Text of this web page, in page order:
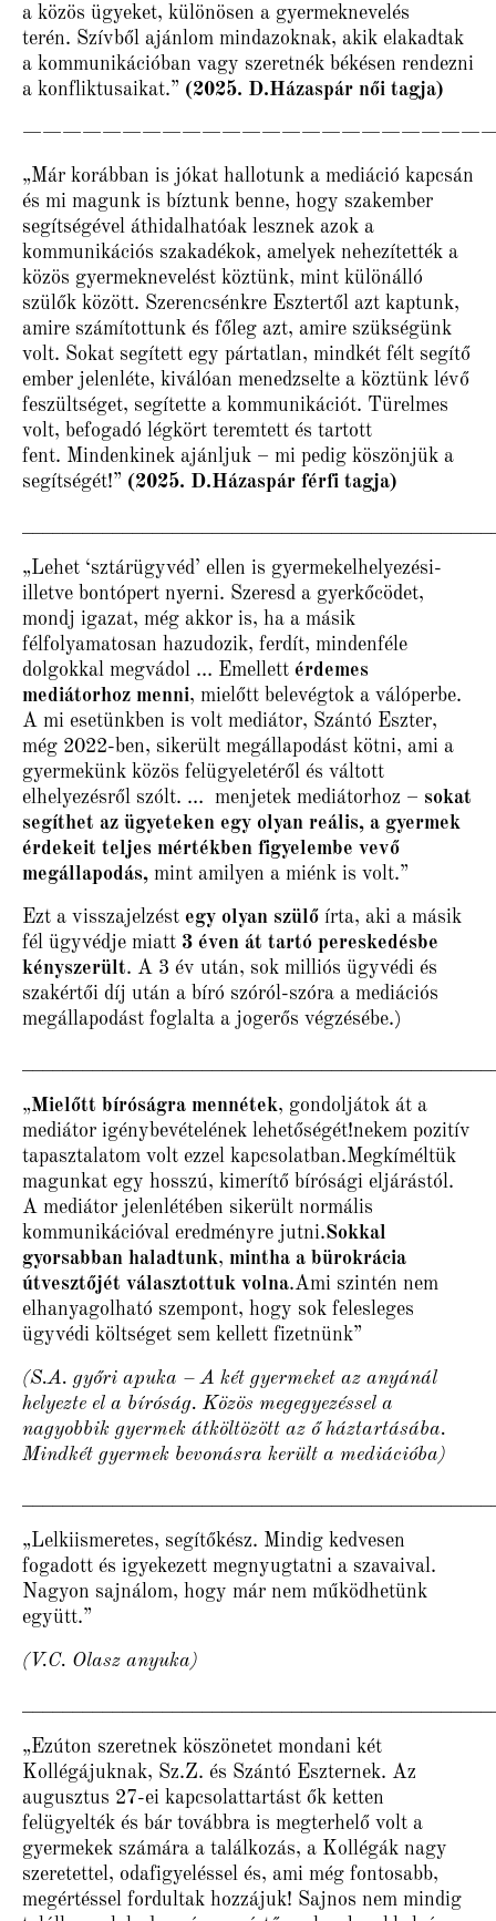
a közös ügyeket, különösen a gyermeknevelés
terén. Szívből ajánlom mindazoknak, akik elakadtak
a kommunikációban vagy szeretnék békésen rendezni
a konfliktusaikat.” (2025. D.Házaspár női tagja)
„Már korábban is jókat hallotunk a mediáció kapcsán
és mi magunk is bíztunk benne, hogy szakember
segítségével áthidalhatóak lesznek azok a
kommunikációs szakadékok, amelyek nehezítették a
közös gyermeknevelést köztünk, mint különálló
szülők között. Szerencsénkre Esztertől azt kaptunk,
amire számítottunk és főleg azt, amire szükségünk
volt. Sokat segített egy pártatlan, mindkét félt segítő
ember jelenléte, kiválóan menedzselte a köztünk lévő
feszültséget, segítette a kommunikációt. Türelmes
volt, befogadó légkört teremtett és tartott
fent. Mindenkinek ajánljuk – mi pedig köszönjük a
segítségét!” (2025. D.Házaspár férfi tagja)
„Lehet ‘sztárügyvéd’ ellen is gyermekelhelyezési-
illetve bontópert nyerni. Szeresd a gyerkőcödet,
mondj igazat, még akkor is, ha a másik
félfolyamatosan hazudozik, ferdít, mindenféle
dolgokkal megvádol … Emellett érdemes
mediátorhoz menni, mielőtt belevégtok a válóperbe.
A mi esetünkben is volt mediátor, Szántó Eszter,
még 2022-ben, sikerült megállapodást kötni, ami a
gyermekünk közös felügyeletéről és váltott
elhelyezésről szólt. … menjetek mediátorhoz – sokat
segíthet az ügyeteken egy olyan reális, a gyermek
érdekeit teljes mértékben figyelembe vevő
megállapodás, mint amilyen a miénk is volt.”
Ezt a visszajelzést egy olyan szülő írta, aki a másik
fél ügyvédje miatt 3 éven át tartó pereskedésbe
kényszerült. A 3 év után, sok milliós ügyvédi és
szakértői díj után a bíró szóról-szóra a mediációs
megállapodást foglalta a jogerős végzésébe.)
„Mielőtt bíróságra mennétek, gondoljátok át a
mediátor igénybevételének lehetőségét!nekem pozitív
tapasztalatom volt ezzel kapcsolatban.Megkíméltük
magunkat egy hosszú, kimerítő bírósági eljárástól.
A mediátor jelenlétében sikerült normális
kommunikációval eredményre jutni.Sokkal
gyorsabban haladtunk, mintha a bürokrácia
útvesztőjét választottuk volna.Ami szintén nem
elhanyagolható szempont, hogy sok felesleges
ügyvédi költséget sem kellett fizetnünk”
(S.A. győri apuka – A két gyermeket az anyánál
helyezte el a bíróság. Közös megegyezéssel a
nagyobbik gyermek átköltözött az ő háztartásába.
Mindkét gyermek bevonásra került a mediációba)
„Lelkiismeretes, segítőkész. Mindig kedvesen
fogadott és igyekezett megnyugtatni a szavaival.
Nagyon sajnálom, hogy már nem működhetünk
együtt.”
(V.C. Olasz anyuka)
„Ezúton szeretnek köszönetet mondani két
Kollégájuknak, Sz.Z. és Szántó Eszternek. Az
augusztus 27-ei kapcsolattartást ők ketten
felügyelték és bár továbbra is megterhelő volt a
gyermekek számára a találkozás, a Kollégák nagy
szeretettel, odafigyeléssel és, ami még fontosabb,
megértéssel fordultak hozzájuk! Sajnos nem mindig